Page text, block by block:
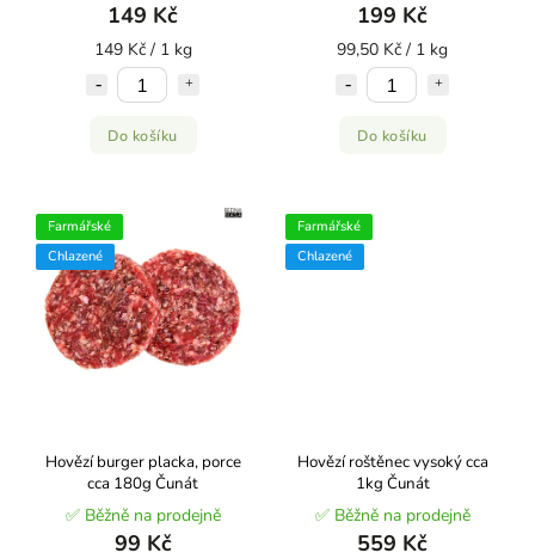
149 Kč
149 Kč / 1 kg
Do košíku
199 Kč
99,50 Kč / 1 kg
Do košíku
Farmářské
Chlazené
Hovězí burger placka, porce
cca 180g Čunát
✅ Běžně na prodejně
99 Kč
Farmářské
Chlazené
Hovězí roštěnec vysoký cca
1kg Čunát
✅ Běžně na prodejně
559 Kč